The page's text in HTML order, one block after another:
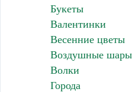
Букеты
Валентинки
Весенние цветы
Воздушные шары
Волки
Города